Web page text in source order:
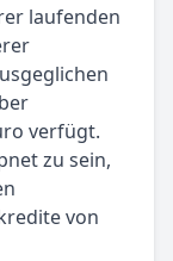
laufenden
verfügt.
zu sein,
von